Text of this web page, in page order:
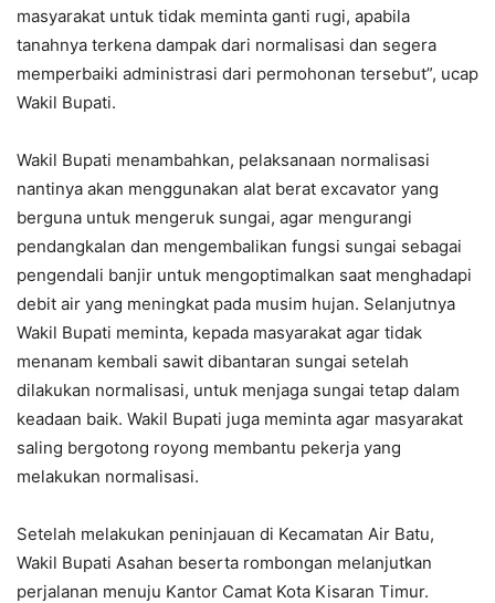
masyarakat untuk tidak meminta ganti rugi, apabila
tanahnya terkena dampak dari normalisasi dan segera
memperbaiki administrasi dari permohonan tersebut”, ucap
Wakil Bupati.
Wakil Bupati menambahkan, pelaksanaan normalisasi
nantinya akan menggunakan alat berat excavator yang
berguna untuk mengeruk sungai, agar mengurangi
pendangkalan dan mengembalikan fungsi sungai sebagai
pengendali banjir untuk mengoptimalkan saat menghadapi
debit air yang meningkat pada musim hujan. Selanjutnya
Wakil Bupati meminta, kepada masyarakat agar tidak
menanam kembali sawit dibantaran sungai setelah
dilakukan normalisasi, untuk menjaga sungai tetap dalam
keadaan baik. Wakil Bupati juga meminta agar masyarakat
saling bergotong royong membantu pekerja yang
melakukan normalisasi.
Setelah melakukan peninjauan di Kecamatan Air Batu,
Wakil Bupati Asahan beserta rombongan melanjutkan
perjalanan menuju Kantor Camat Kota Kisaran Timur.